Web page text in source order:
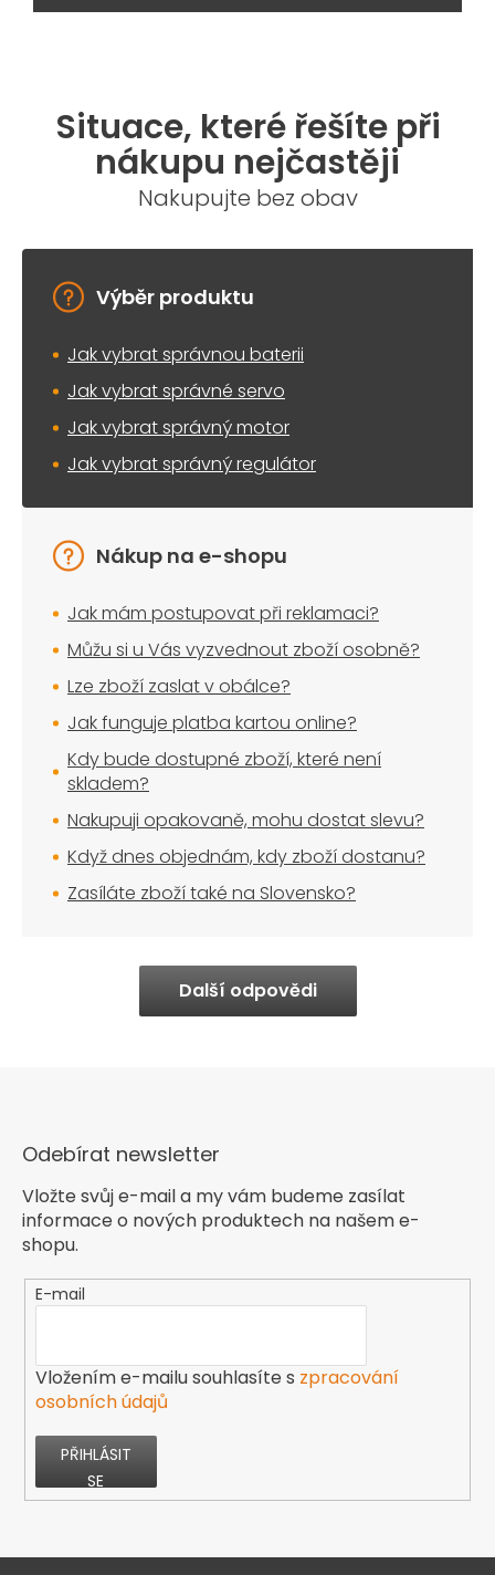
Situace, které řešíte při
nákupu nejčastěji
Nakupujte bez obav
Výběr produktu
Jak vybrat správnou baterii
Jak vybrat správné servo
Jak vybrat správný motor
Jak vybrat správný regulátor
Nákup na e-shopu
Jak mám postupovat při reklamaci?
Můžu si u Vás vyzvednout zboží osobně?
Lze zboží zaslat v obálce?
Jak funguje platba kartou online?
Kdy bude dostupné zboží, které není
skladem?
Nakupuji opakovaně, mohu dostat slevu?
Když dnes objednám, kdy zboží dostanu?
Zasíláte zboží také na Slovensko?
Další odpovědi
Odebírat newsletter
Vložte svůj e-mail a my vám budeme zasílat
informace o nových produktech na našem e-
shopu.
E-mail
Vložením e-mailu souhlasíte s zpracování
osobních údajů
PŘIHLÁSIT
SE